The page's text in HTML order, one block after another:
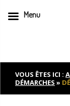
to
contentVOUS ÊTES ICI :
DÉMARCHES »
Menu